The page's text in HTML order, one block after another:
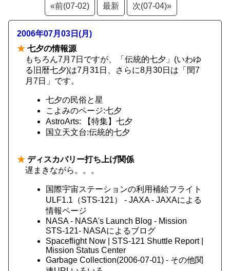
«前(07-02) 最新 次(07-04)»
2006年07月03日(月)
★ 七夕の情報源
もちろん7月7日ですが、「伝統的七夕」(いわゆ
る旧暦七夕)は7月31日、さらに8月30日は「閏7
月7日」です。
七夕の民俗と星
こよみのページ:七夕
AstroArts: 【特集】七夕
国立天文台:伝統的七夕
★ ディスカバリー打ち上げ関係
遅まきながら。。。
国際宇宙ステーションの利用補給フライト
ULF1.1（STS-121） - JAXA - JAXAによる
情報ページ
NASA - NASA's Launch Blog - Mission
STS-121- NASAによるブログ
Spaceflight Now | STS-121 Shuttle Report |
Mission Status Center
Garbage Collection(2006-07-01) - その他関